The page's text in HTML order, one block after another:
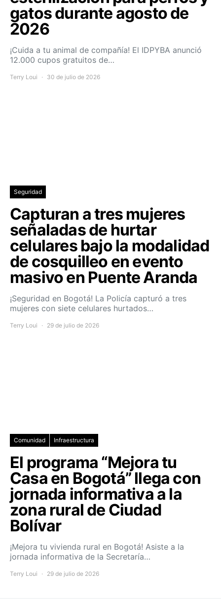
gatos durante agosto de
2026
¡Cuida a tu animal de compañía! El IDPYBA anunció
12.000 cupos gratuitos de…
Terry Loui 30 de julio de 2026
Seguridad
Capturan a tres mujeres
señaladas de hurtar
celulares bajo la modalidad
de cosquilleo en evento
masivo en Puente Aranda
¡Seguridad en Bogotá! La Policía capturó a tres
mujeres con siete celulares hurtados…
Terry Loui 29 de julio de 2026
Comunidad Infraestructura
El programa “Mejora tu
Casa en Bogotá” llega con
jornada informativa a la
zona rural de Ciudad
Bolívar
¡Mejora tu vivienda rural en Bogotá! Asiste a la
jornada informativa de la Secretaría…
Terry Loui 29 de julio de 2026